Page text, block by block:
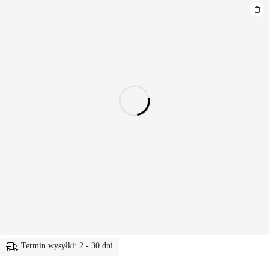
Termin wysyłki: 2 - 30 dni